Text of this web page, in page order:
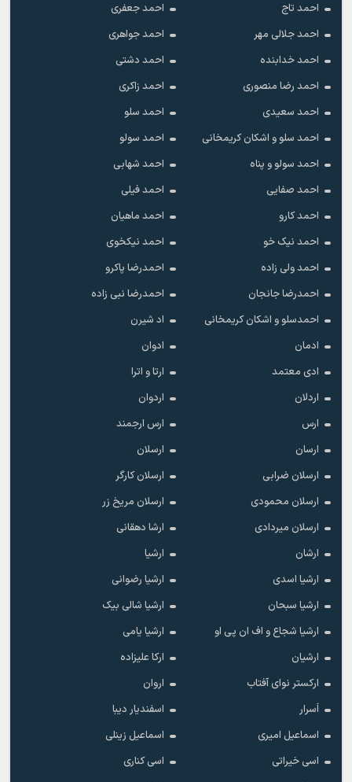
احمد تاج
احمد جعفری
احمد جلالی مهر
احمد جواهری
احمد خدابنده
احمد دشتی
احمد رضا منصوری
احمد زاکری
احمد سعیدی
احمد سلو
احمد سلو و اشکان کریمخانی
احمد سولو
احمد سولو و پناه
احمد شهابی
احمد صفایی
احمد فیلی
احمد کارو
احمد ماهیان
احمد نیک خو
احمد نیکخوی
احمد ولی زاده
احمدرضا پاکرو
احمدرضا جانجان
احمدرضا نبی زاده
احمدسلو و اشکان کریمخانی
اد شیرن
ادمان
ادوان
ادی معتمد
ارتا و اترا
اردلان
اردوان
ارس
ارس ارجمند
ارسان
ارسلان
ارسلان ضرابی
ارسلان کارگر
ارسلان محمودی
ارسلان مریخ زر
ارسلان میردادی
ارشا دهقانی
ارشان
ارشیا
ارشیا اسدی
ارشیا رضوانی
ارشیا سبحان
ارشیا شالی بیک
ارشیا شجاع و اف ان پی او
ارشیا یامی
ارشیان
ارکا علیزاده
ارکستر نوای آفتاب
اروان
اَسرار
اسفندیار دیبا
اسماعیل امیری
اسماعیل زینلی
اسی خیراتی
اسی کناری